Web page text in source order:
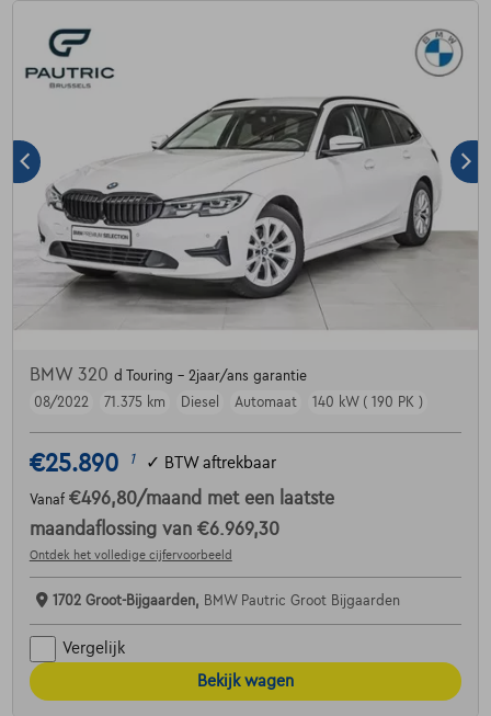
BMW 320 d Touring - 2jaar/ans garantie
08/2022
71.375 km Diesel Automaat 140 kW ( 190 PK )
€25.890 1 ✓ BTW aftrekbaar
Vanaf €496,80/maand met een laatste
maandaflossing van €6.969,30
Ontdek het volledige cijfervoorbeeld
1702 Groot-Bijgaarden, BMW Pautric Groot Bijgaarden
Vergelijk
Bekijk wagen